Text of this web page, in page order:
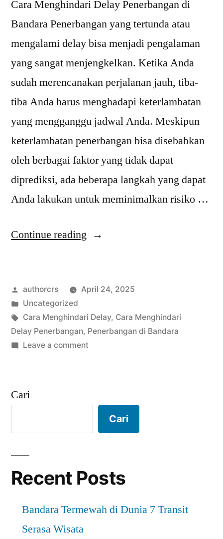
Cara Menghindari Delay Penerbangan di
Bandara Penerbangan yang tertunda atau
mengalami delay bisa menjadi pengalaman
yang sangat menjengkelkan. Ketika Anda
sudah merencanakan perjalanan jauh, tiba-
tiba Anda harus menghadapi keterlambatan
yang mengganggu jadwal Anda. Meskipun
keterlambatan penerbangan bisa disebabkan
oleh berbagai faktor yang tidak dapat
diprediksi, ada beberapa langkah yang dapat
Anda lakukan untuk meminimalkan risiko …
Continue reading “Cara
Penerbangan
di
Bandara”
Posted
by
authorcrs
April 24, 2025
Posted
in
Uncategorized
Tags:
Cara Menghindari Delay, Cara Menghindari
Delay Penerbangan, Penerbangan di Bandara
Leave a commenton
Cari
Cari
Recent Posts
Bandara Termewah di Dunia 7 Transit
Serasa Wisata